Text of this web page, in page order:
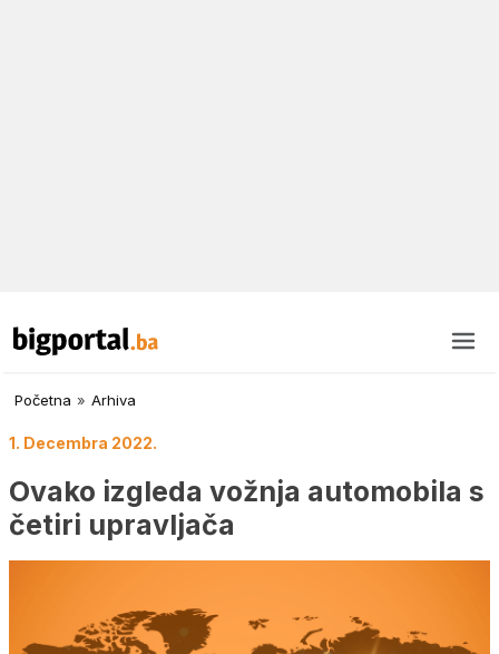
Početna » Arhiva
1. Decembra 2022.
Ovako izgleda vožnja automobila s
četiri upravljača